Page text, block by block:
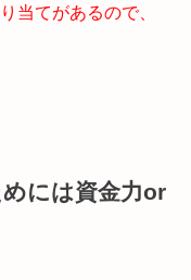
当てがあるので、
には資金力or